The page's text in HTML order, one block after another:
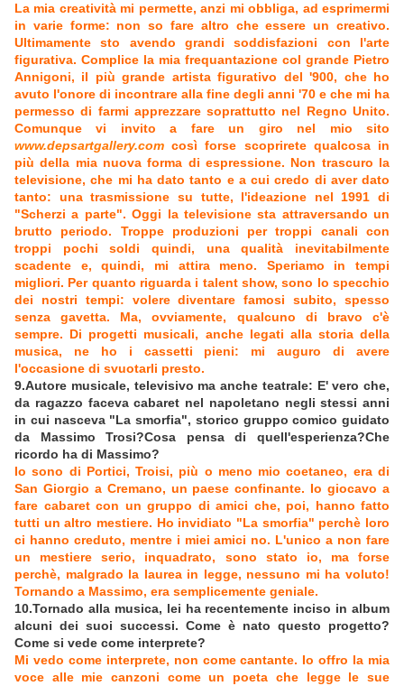
La mia creatività mi permette, anzi mi obbliga, ad esprimermi
in varie forme: non so fare altro che essere un creativo.
Ultimamente sto avendo grandi soddisfazioni con l'arte
figurativa. Complice la mia frequantazione col grande Pietro
Annigoni, il più grande artista figurativo del '900, che ho
avuto l'onore di incontrare alla fine degli anni '70 e che mi ha
permesso di farmi apprezzare soprattutto nel Regno Unito.
Comunque vi invito a fare un giro nel mio sito
www.depsartgallery.com così forse scoprirete qualcosa in
più della mia nuova forma di espressione. Non trascuro la
televisione, che mi ha dato tanto e a cui credo di aver dato
tanto: una trasmissione su tutte, l'ideazione nel 1991 di
"Scherzi a parte". Oggi la televisione sta attraversando un
brutto periodo. Troppe produzioni per troppi canali con
troppi pochi soldi quindi, una qualità inevitabilmente
scadente e, quindi, mi attira meno. Speriamo in tempi
migliori. Per quanto riguarda i talent show, sono lo specchio
dei nostri tempi: volere diventare famosi subito, spesso
senza gavetta. Ma, ovviamente, qualcuno di bravo c'è
sempre. Di progetti musicali, anche legati alla storia della
musica, ne ho i cassetti pieni: mi auguro di avere
l'occasione di svuotarli presto.
9.Autore musicale, televisivo ma anche teatrale: E' vero che,
da ragazzo faceva cabaret nel napoletano negli stessi anni
in cui nasceva "La smorfia", storico gruppo comico guidato
da Massimo Trosi?Cosa pensa di quell'esperienza?Che
ricordo ha di Massimo?
Io sono di Portici, Troisi, più o meno mio coetaneo, era di
San Giorgio a Cremano, un paese confinante. Io giocavo a
fare cabaret con un gruppo di amici che, poi, hanno fatto
tutti un altro mestiere. Ho invidiato "La smorfia" perchè loro
ci hanno creduto, mentre i miei amici no. L'unico a non fare
un mestiere serio, inquadrato, sono stato io, ma forse
perchè, malgrado la laurea in legge, nessuno mi ha voluto!
Tornando a Massimo, era semplicemente geniale.
10.Tornado alla musica, lei ha recentemente inciso in album
alcuni dei suoi successi. Come è nato questo progetto?
Come si vede come interprete?
Mi vedo come interprete, non come cantante. Io offro la mia
voce alle mie canzoni come un poeta che legge le sue